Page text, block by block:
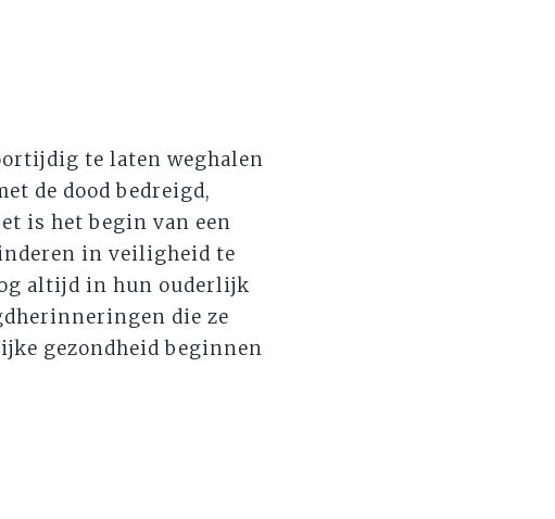
te laten weghalen
de dood bedreigd,
is het begin van een
in veiligheid te
altijd in hun ouderlijk
die ze
gezondheid beginnen